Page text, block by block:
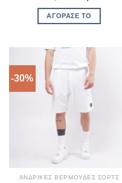
was:
€44,90.
ΑΓΌΡΑΣΈ ΤΟ
-30%
ΑΝΔΡΙΚΈΣ ΒΕΡΜΟΎΔΕΣ ΣΟΡΤΣ